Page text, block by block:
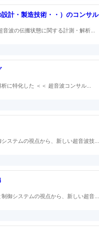
計・製造技術・・）のコンサ
波の伝搬状態に関する計測・解析...
に特化した ＜＜ 超音波コンサル...
ステムの視点から、新しい超音波技...
御システムの視点から、新しい超音...